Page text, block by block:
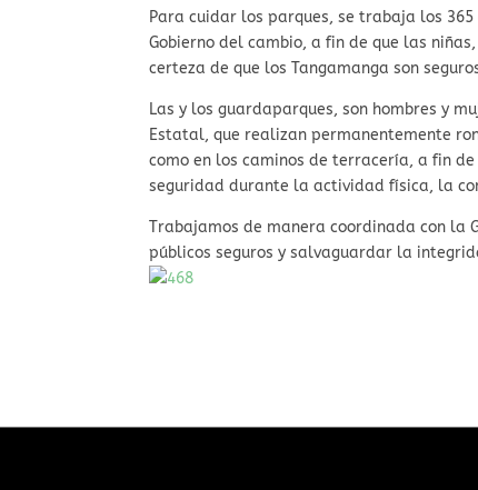
Para cuidar los parques, se trabaja los
Gobierno del cambio, a fin de que las
certeza de que los Tangamanga son
Las y los guardaparques, son hombres y
Estatal, que realizan permanentemente
como en los caminos de terracería, a fin
seguridad durante la actividad física, la
Trabajamos de manera coordinada con la
públicos seguros y salvaguardar la